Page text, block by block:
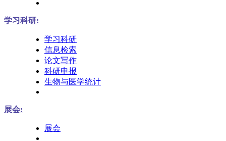
学习科研:
学习科研
信息检索
论文写作
科研申报
生物与医学统计
展会:
展会